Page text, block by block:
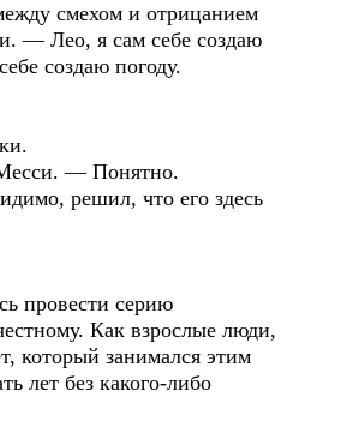
смехом и отрицанием
— Лео, я сам себе создаю
создаю погоду.
— Понятно.
решил, что его здесь
провести серию
Как взрослые люди,
который занимался этим
лет без какого-либо